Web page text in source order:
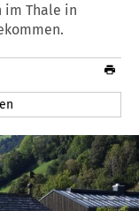
im Thale in